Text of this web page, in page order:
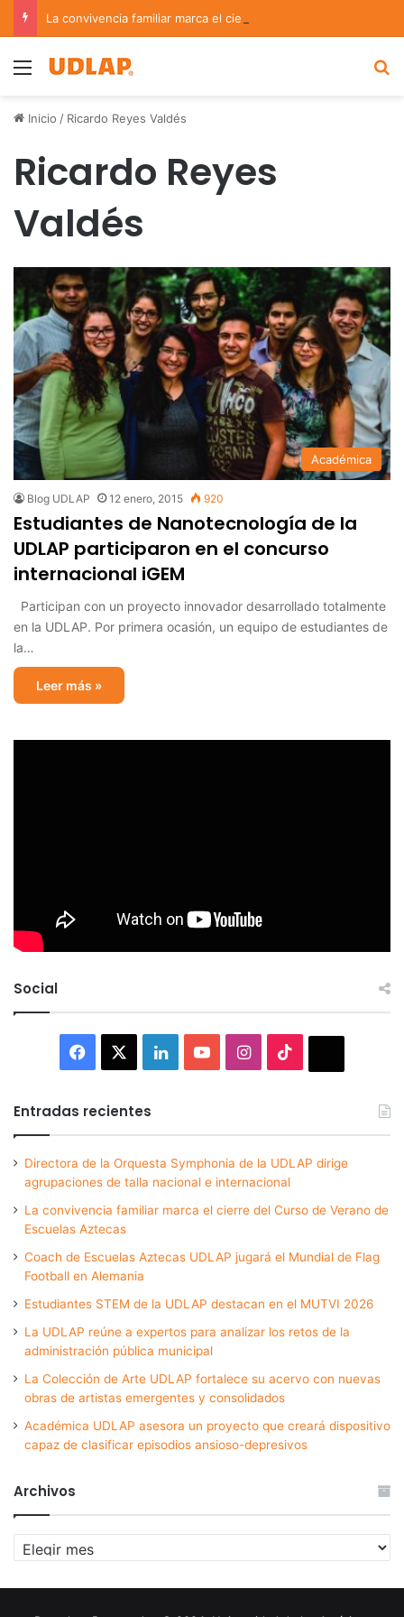
Menu
Inicio / Ricardo Reyes Valdés
Ricardo Reyes
Valdés
Académica
Blog UDLAP 12 enero, 2015 920
Estudiantes de Nanotecnología de la
UDLAP participaron en el concurso
internacional iGEM
Participan con un proyecto innovador desarrollado totalmente
en la UDLAP. Por primera ocasión, un equipo de estudiantes de
la…
Leer más »
Social
Facebook LinkedInYouTubeInstagram
Entradas recientes
Directora de la Orquesta Symphonia de la UDLAP dirige
agrupaciones de talla nacional e internacional
La convivencia familiar marca el cierre del Curso de Verano de
Escuelas Aztecas
Coach de Escuelas Aztecas UDLAP jugará el Mundial de Flag
Football en Alemania
Estudiantes STEM de la UDLAP destacan en el MUTVI 2026
La UDLAP reúne a expertos para analizar los retos de la
administración pública municipal
La Colección de Arte UDLAP fortalece su acervo con nuevas
obras de artistas emergentes y consolidados
Académica UDLAP asesora un proyecto que creará dispositivo
capaz de clasificar episodios ansioso-depresivos
Archivos
Archivos